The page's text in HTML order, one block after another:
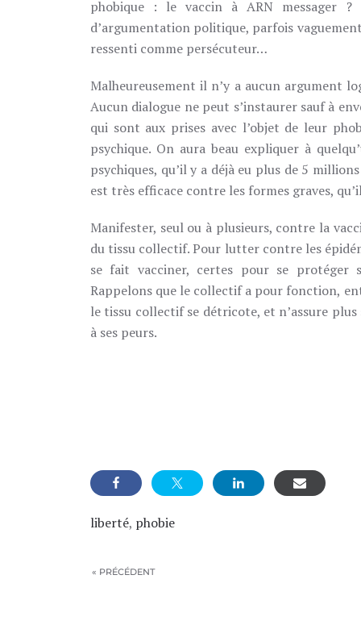
phobique : le vaccin à ARN messager
d’argumentation politique, parfois
ressenti comme persécuteur…
Malheureusement il n’y a aucun argument
Aucun dialogue ne peut s’instaurer sauf à
qui sont aux prises avec l’objet de leur
psychique. On aura beau expliquer à
psychiques, qu’il y a déjà eu plus de 5
est très efficace contre les formes graves,
Manifester, seul ou à plusieurs, contre la
du tissu collectif. Pour lutter contre les
se fait vacciner, certes pour se protéger
Rappelons que le collectif a pour fonction,
le tissu collectif se détricote, et n’assure
à ses peurs.
liberté, phobie
« PRÉCÉDENT